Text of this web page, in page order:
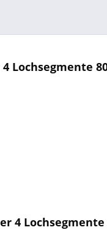
4 Lochsegmente